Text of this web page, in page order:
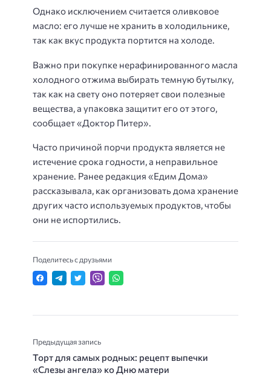
Однако исключением считается оливковое
масло: его лучше не хранить в холодильнике,
так как вкус продукта портится на холоде.
Важно при покупке нерафинированного масла
холодного отжима выбирать темную бутылку,
так как на свету оно потеряет свои полезные
вещества, а упаковка защитит его от этого,
сообщает «Доктор Питер».
Часто причиной порчи продукта является не
истечение срока годности, а неправильное
хранение. Ранее редакция «Едим Дома»
рассказывала, как организовать дома хранение
других часто используемых продуктов, чтобы
они не испортились.
Поделитесь с друзьями
Предыдущая запись
Торт для самых родных: рецепт выпечки
«Слезы ангела» ко Дню матери